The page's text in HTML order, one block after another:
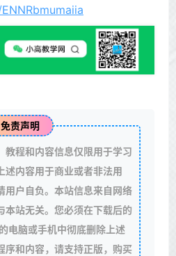
免责声明
教程和内容信息仅限用于学习
述内容用于商业或者非法用
用户自负。本站信息来自网络
本站无关。您必须在下载后的
电脑或手机中彻底删除上述
序和内容，请支持正版，购买